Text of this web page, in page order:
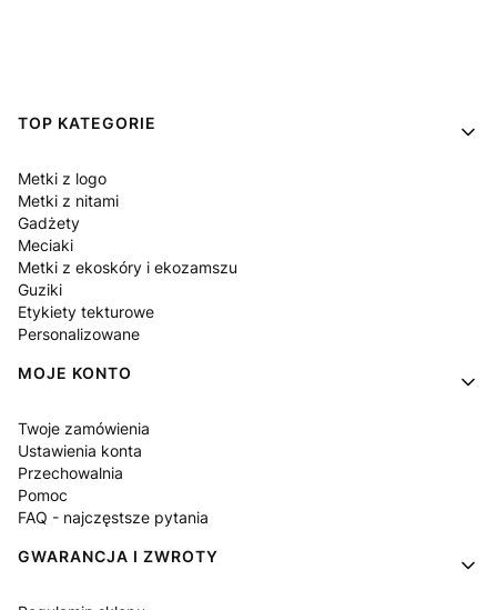
Linki w stopce
TOP KATEGORIE
Metki z logo
Metki z nitami
Gadżety
Meciaki
Metki z ekoskóry i ekozamszu
Guziki
Etykiety tekturowe
Personalizowane
MOJE KONTO
Twoje zamówienia
Ustawienia konta
Przechowalnia
Pomoc
FAQ - najczęstsze pytania
GWARANCJA I ZWROTY